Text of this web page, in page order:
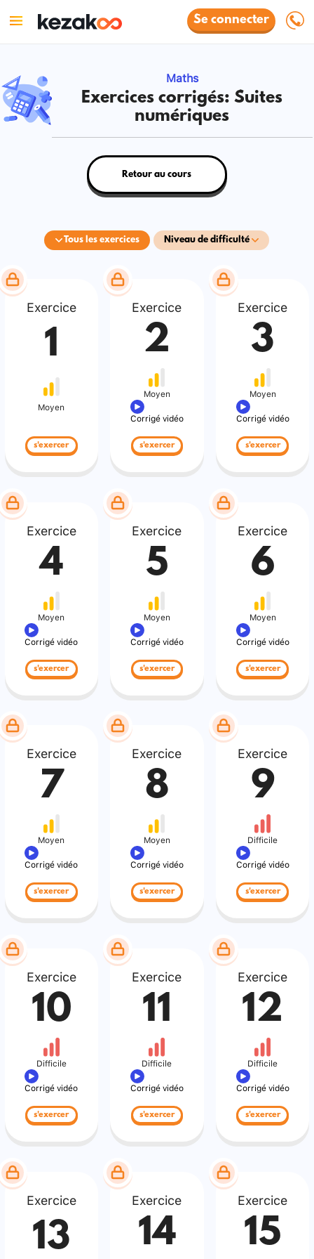
Se connecter
Maths
Exercices corrigés: Suites
numériques
Tous les exercices Niveau de difficulté
Retour au cours
Exercice
1
Moyen
s'exercer
Exercice
2
Moyen
Corrigé vidéo
s'exercer
Exercice
3
Moyen
Corrigé vidéo
s'exercer
Exercice
4
Moyen
Corrigé vidéo
s'exercer
Exercice
5
Moyen
Corrigé vidéo
s'exercer
Exercice
6
Moyen
Corrigé vidéo
s'exercer
Exercice
7
Moyen
Corrigé vidéo
s'exercer
Exercice
8
Moyen
Corrigé vidéo
s'exercer
Exercice
9
Difficile
Corrigé vidéo
s'exercer
Exercice
10
Difficile
Corrigé vidéo
s'exercer
Exercice
11
Difficile
Corrigé vidéo
s'exercer
Exercice
12
Difficile
Corrigé vidéo
s'exercer
Exercice
13
Exercice
14
Exercice
15